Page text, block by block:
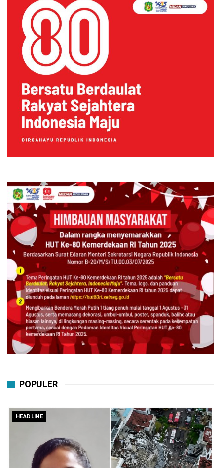
POPULER
HEADLINE